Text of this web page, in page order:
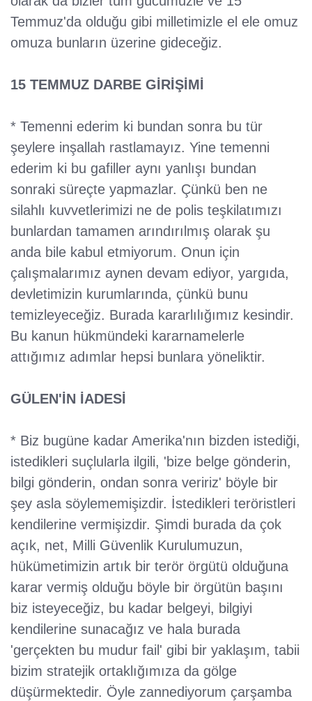
Temmuz'da olduğu gibi milletimizle el ele omuz
omuza bunların üzerine gideceğiz.
15 TEMMUZ DARBE GİRİŞİMİ
* Temenni ederim ki bundan sonra bu tür
şeylere inşallah rastlamayız. Yine temenni
ederim ki bu gafiller aynı yanlışı bundan
sonraki süreçte yapmazlar. Çünkü ben ne
silahlı kuvvetlerimizi ne de polis teşkilatımızı
bunlardan tamamen arındırılmış olarak şu
anda bile kabul etmiyorum. Onun için
çalışmalarımız aynen devam ediyor, yargıda,
devletimizin kurumlarında, çünkü bunu
temizleyeceğiz. Burada kararlılığımız kesindir.
Bu kanun hükmündeki kararnamelerle
attığımız adımlar hepsi bunlara yöneliktir.
GÜLEN'İN İADESİ
* Biz bugüne kadar Amerika'nın bizden istediği,
istedikleri suçlularla ilgili, 'bize belge gönderin,
bilgi gönderin, ondan sonra veririz' böyle bir
şey asla söylememişizdir. İstedikleri teröristleri
kendilerine vermişizdir. Şimdi burada da çok
açık, net, Milli Güvenlik Kurulumuzun,
hükümetimizin artık bir terör örgütü olduğuna
karar vermiş olduğu böyle bir örgütün başını
biz isteyeceğiz, bu kadar belgeyi, bilgiyi
kendilerine sunacağız ve hala burada
'gerçekten bu mudur fail' gibi bir yaklaşım, tabii
bizim stratejik ortaklığımıza da gölge
düşürmektedir. Öyle zannediyorum çarşamba